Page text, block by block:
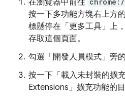
按一下多功能方塊右上方
標懸停在「更多工具」 上
存取這個頁面。
勾選「開發人員模式」 旁
按一下「載入未封裝的擴充
Extensions」擴充功能的目